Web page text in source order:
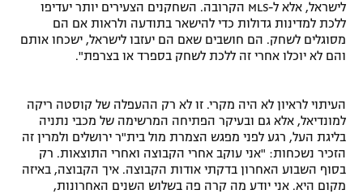
לישראל, אלא ל-MLS הקרובה. השחקנים הצעירים יותר יעדיפו
ללכת למדינות גדולות כדי להישאר בתודעה ולראות אם הם
מסוגלים לשחק. הם חושבים שאם הם יעזבו לישראל, ישכחו אותם
והם לא יוכלו אחרי זה ללכת לשחק בספרד או בצרפת".
העיתוי לראיון לא היה מקרי. זו לא רק ההעפלה של קוסטה ריקה
למונדיאל, אלא גם ובעיקר הפתיחה המרשימה של מכבי נתניה
בליגת העל, רגע לפני מפגש הצמרת מול בית"ר ירושלים ולמרין זה
הזכיר נשכחות: "אני עוקב אחרי הקבוצה ואחרי התוצאות. רק
בסוף השבוע האחרון בדקתי אודות הקבוצה. איך הקבוצה, באיזה
מקום היא. אני יודע מה קרה פה בשלוש השנים האחרונות,